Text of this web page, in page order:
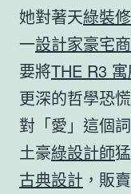
她對著天綠裝
一設計家豪宅
要將THE R3
更深的哲學恐
對「愛」這個
土豪綠設計師
古典設計 ，販